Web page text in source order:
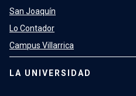
San Joaquín
Lo Contador
Campus Villarrica
LA UNIVERSIDAD